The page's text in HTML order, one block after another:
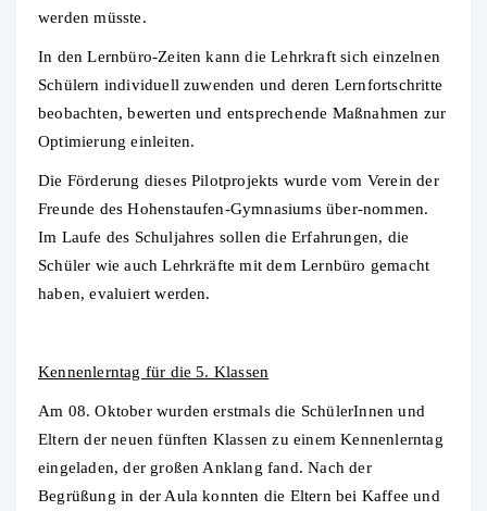
werden müsste.
In den Lernbüro-Zeiten kann die Lehrkraft sich einzelnen
Schülern individuell zuwenden und deren Lernfortschritte
beobachten, bewerten und entsprechende Maßnahmen zur
Optimierung einleiten.
Die Förderung dieses Pilotprojekts wurde vom Verein der
Freunde des Hohenstaufen-Gymnasiums über-nommen.
Im Laufe des Schuljahres sollen die Erfahrungen, die
Schüler wie auch Lehrkräfte mit dem Lernbüro gemacht
haben, evaluiert werden.
Kennenlerntag für die 5. Klassen
Am 08. Oktober wurden erstmals die SchülerInnen und
Eltern der neuen fünften Klassen zu einem Kennenlerntag
eingeladen, der großen Anklang fand. Nach der
Begrüßung in der Aula konnten die Eltern bei Kaffee und